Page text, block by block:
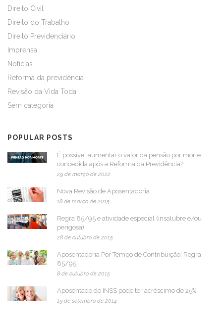
Direito Civil
Direito do Trabalho
Direito Previdenciário
Imprensa
Notícias
Reforma da previdência
Revisão da Vida Toda
Sem categoria
POPULAR POSTS
É possível aumentar o valor da pensão por morte
concedida após a Reforma da Previdência?
29 de março de 2022
Nova Revisão de Aposentadoria
18 de março de 2015
Regra 85/95 e atividade especial (insalubre e/ou
perigosa)
28 de outubro de 2015
Aposentadoria Por Tempo de Contribuição: Regra
85/95
8 de outubro de 2015
Aposentado do INSS pode ter acréscimo de 25%
19 de setembro de 2014